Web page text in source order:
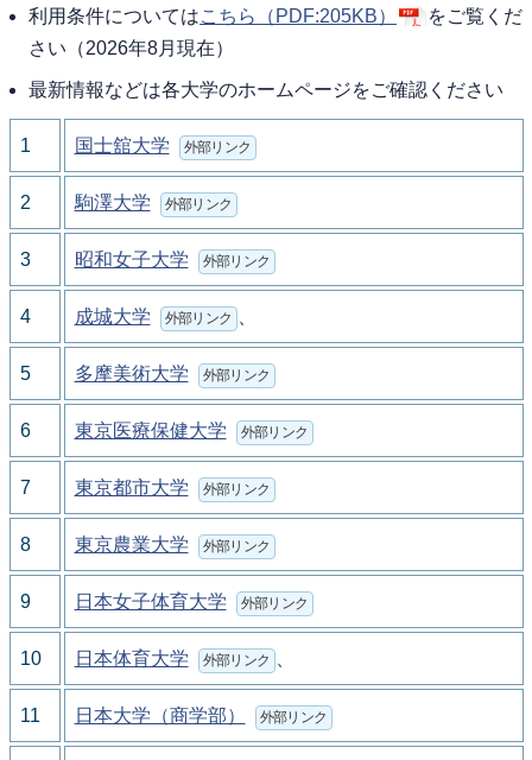
利用条件についてはこちら （PDF:205KB）
をご覧くだ
さい（2026年8月現在）
最新情報などは各大学のホームページをご確認ください
1 国士舘大学 外部リンク
2 駒澤大学 外部リンク
3 昭和女子大学 外部リンク
4 成城大学 外部リンク 、
5 多摩美術大学 外部リンク
6 東京医療保健大学 外部リンク
7 東京都市大学 外部リンク
8 東京農業大学 外部リンク
9 日本女子体育大学 外部リンク
10 日本体育大学 外部リンク 、
11 日本大学（商学部） 外部リンク